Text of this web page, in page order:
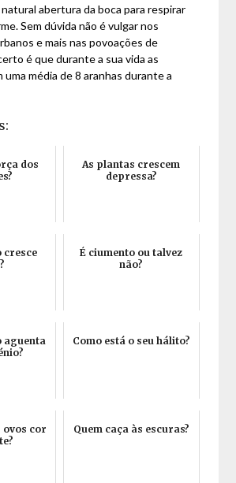
abertura da boca para respirar
Sem dúvida não é vulgar nos
e mais nas povoações de
é que durante a sua vida as
uma média de 8 aranhas durante a
dos
As plantas crescem
depressa?
cresce
É ciumento ou talvez
não?
aguenta
Como está o seu hálito?
ovos cor
Quem caça às escuras?